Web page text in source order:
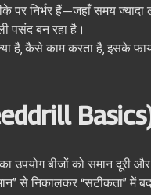
पर निर्भर हैं—जहाँ समय
पसंद बन रहा है।
है, कैसे काम करता है,
बीजों को समान दूरी और
से निकालकर “सटीकता” में